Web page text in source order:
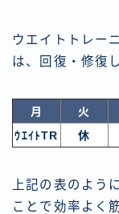
ウエイトトレー
は、回復・修復
月 火
ｳｴｲﾄTR
休
上記の表のよう
ことで効率よく